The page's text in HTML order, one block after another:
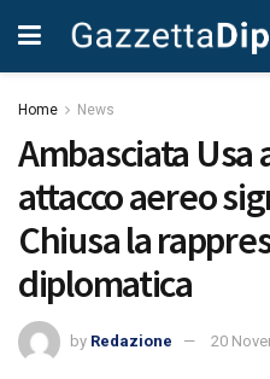
Home News
Ambasciata Usa
attacco aereo
Chiusa la
diplomatica
by Redazione 20